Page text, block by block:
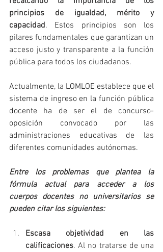
principios de igualdad, mérito y
capacidad. Estos principios son los
pilares fundamentales que garantizan un
acceso justo y transparente a la función
pública para todos los ciudadanos.
Actualmente, la LOMLOE establece que el
sistema de ingreso en la función pública
docente ha de ser el de concurso-
oposición convocado por las
administraciones educativas de las
diferentes comunidades autónomas.
Entre los problemas que plantea la
fórmula actual para acceder a los
cuerpos docentes no universitarios se
pueden citar los siguientes:
Escasa objetividad en las
calificaciones. Al no tratarse de una